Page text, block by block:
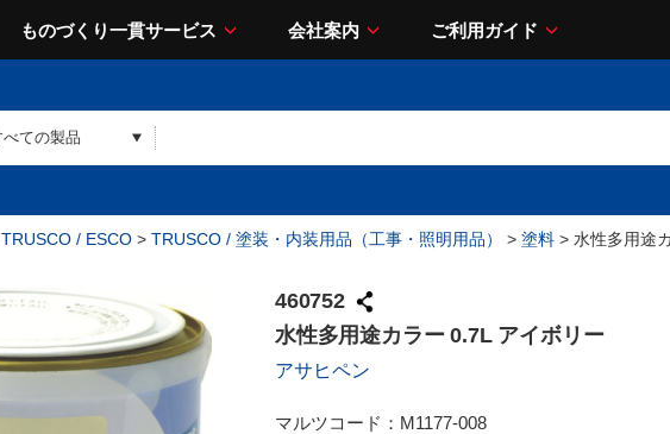
ものづくり一貫サービス 会社案内 ご利用ガイド
TRUSCO / ESCO > TRUSCO / 塗装・内装用品（工事・照明用品） > 塗料 > 水性多用途
460752
水性多用途カラー 0.7L アイボリー
アサヒペン
マルツコード： M1177-008